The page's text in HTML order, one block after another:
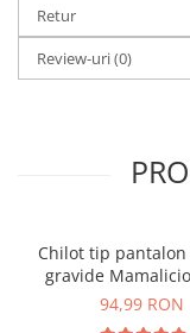
have în timpul
Tip: Alege mărimea
materialul fiind
așteptăm cu drag
Retur
Review-uri(0)
Chilot tip
gravide
crem
94,99 RON